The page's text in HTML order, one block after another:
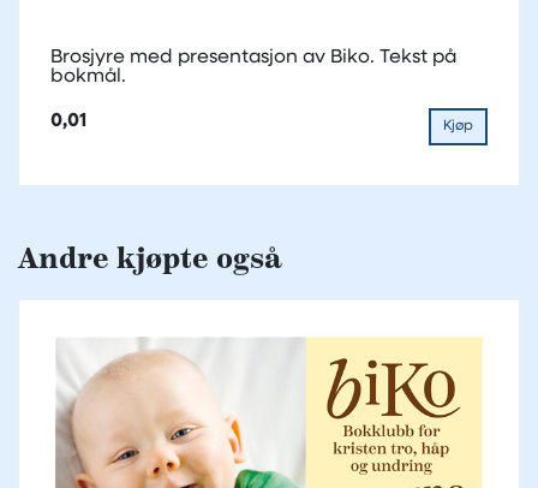
Brosjyre med presentasjon av Biko. Tekst på
bokmål.
0,01 Kjøp
Andre kjøpte også